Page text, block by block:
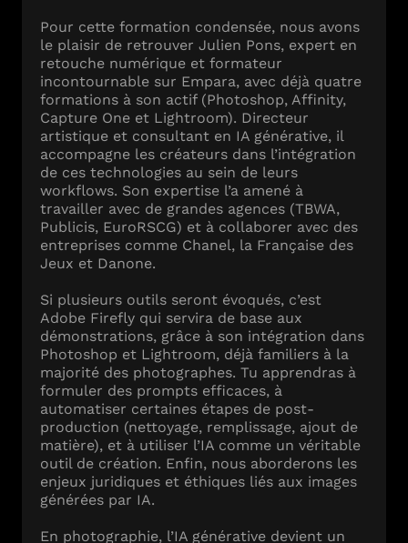
Pour cette formation condensée, nous avons
le plaisir de retrouver Julien Pons, expert en
retouche numérique et formateur
incontournable sur Empara, avec déjà quatre
formations à son actif (Photoshop, Affinity,
Capture One et Lightroom). Directeur
artistique et consultant en IA générative, il
accompagne les créateurs dans l’intégration
de ces technologies au sein de leurs
workflows. Son expertise l’a amené à
travailler avec de grandes agences (TBWA,
Publicis, EuroRSCG) et à collaborer avec des
entreprises comme Chanel, la Française des
Jeux et Danone.
Si plusieurs outils seront évoqués, c’est
Adobe Firefly qui servira de base aux
démonstrations, grâce à son intégration dans
Photoshop et Lightroom, déjà familiers à la
majorité des photographes. Tu apprendras à
formuler des prompts efficaces, à
automatiser certaines étapes de post-
production (nettoyage, remplissage, ajout de
matière), et à utiliser l’IA comme un véritable
outil de création. Enfin, nous aborderons les
enjeux juridiques et éthiques liés aux images
générées par IA.
En photographie, l’IA générative devient un